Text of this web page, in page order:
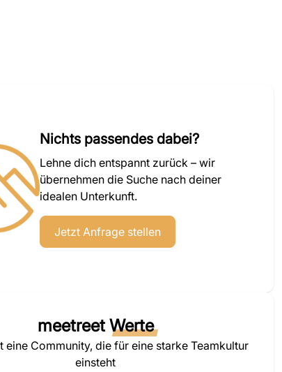
Nichts passendes dabei?
Lehne dich entspannt zurück – wir
übernehmen die Suche nach deiner
idealen Unterkunft.
Jetzt Anfrage stellen
meetreet Werte
eine Community, die für eine starke Teamkultur
einsteht